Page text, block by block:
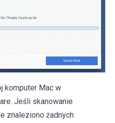
komputer Mac w
Jeśli skanowanie
znaleziono żadnych